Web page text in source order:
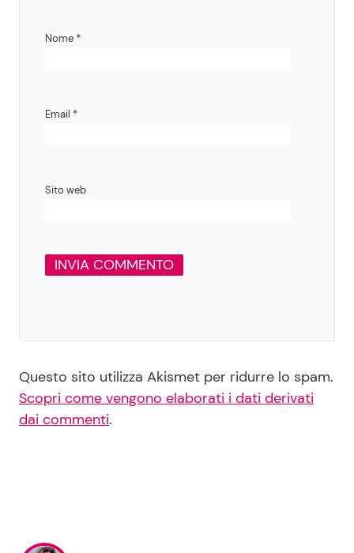
Nome *
Email *
Sito web
Questo sito utilizza Akismet per ridurre lo spam.
Scopri come vengono elaborati i dati derivati
dai commenti.